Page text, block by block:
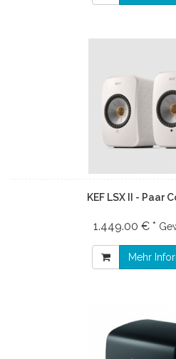
KEF LSX II - Paar
1.449.00 € *
Mehr